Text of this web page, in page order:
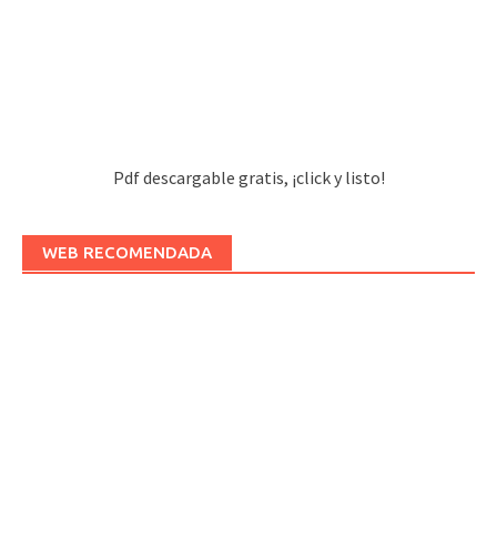
Pdf descargable gratis, ¡click y listo!
WEB RECOMENDADA